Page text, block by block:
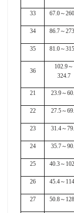
33 67.0～
34 86.7～
35 81.0～
36
102.9～
324.7
21 23.9～
22 27.5～
23 31.4～
24 35.7～
25 40.3～
26 45.4～
27 50.8～